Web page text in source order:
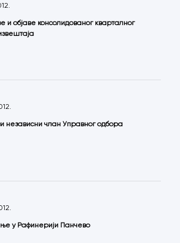
и објаве консолидованог кварталног
независни члан Управног одбора
у Рафинерији Панчево